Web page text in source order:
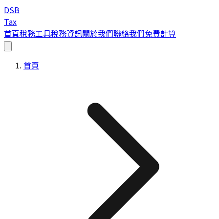
DSB
Tax
首頁稅務工具稅務資訊關於我們聯絡我們免費計算
首頁